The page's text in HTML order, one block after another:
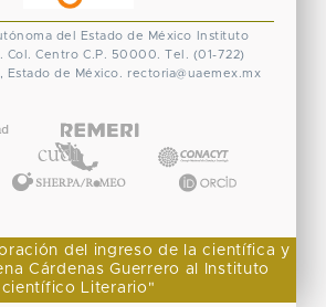
del Estado de México
Instituto
Col. Centro C.P. 50000. Tel. (01-722)
Estado de México. rectoria@uaemex.mx
del ingreso de la científica y
Cárdenas Guerrero al Instituto
científico Literario"